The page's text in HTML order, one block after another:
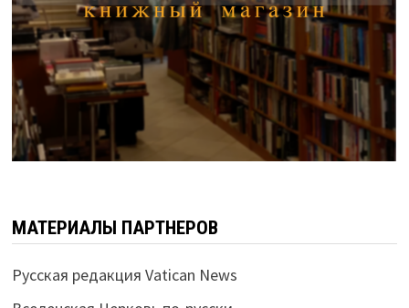
МАТЕРИАЛЫ ПАРТНЕРОВ
Русская редакция Vatican News